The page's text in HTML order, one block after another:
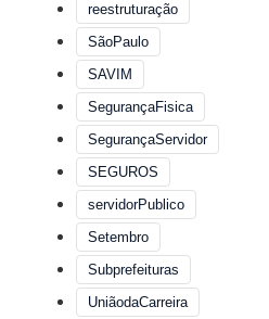
reestruturação
SãoPaulo
SAVIM
SegurançaFisica
SegurançaServidor
SEGUROS
servidorPublico
Setembro
Subprefeituras
UniãodaCarreira